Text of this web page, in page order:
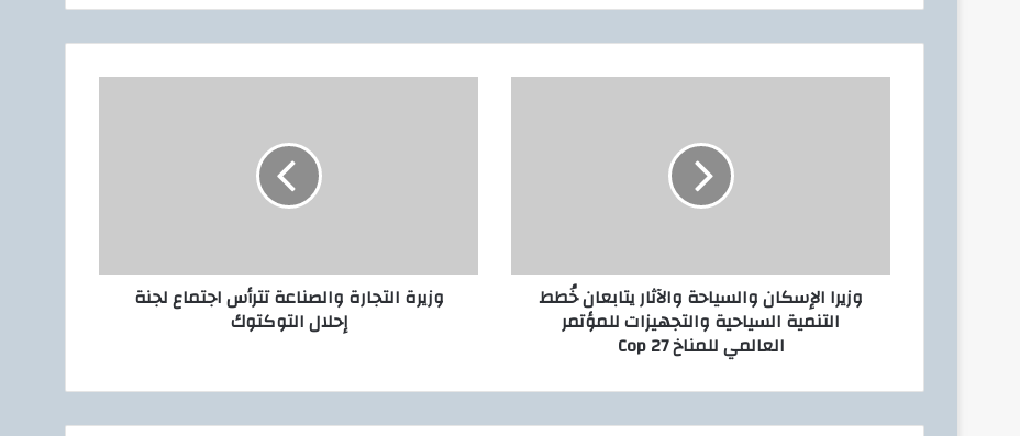
د
نس
ا
وزيرا الإسكان والسياحة والآثار يتابعان خُطط
التنمية السياحية والتجهيزات للمؤتمر
العالمي للمناخ Cop 27
ج
ا
وزيرة التجارة والصناعة تترأس اجتماع لجنة
إحلال التوكتوك